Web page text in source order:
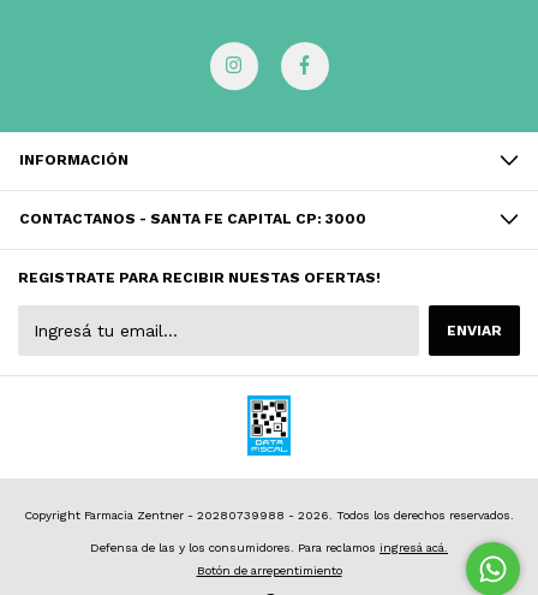
INFORMACIÓN
CONTACTANOS - SANTA FE CAPITAL CP: 3000
REGISTRATE PARA RECIBIR NUESTAS OFERTAS!
Copyright Farmacia Zentner - 20280739988 - 2026. Todos los derechos reservados.
Defensa de las y los consumidores. Para reclamos ingresá acá.
Botón de arrepentimiento